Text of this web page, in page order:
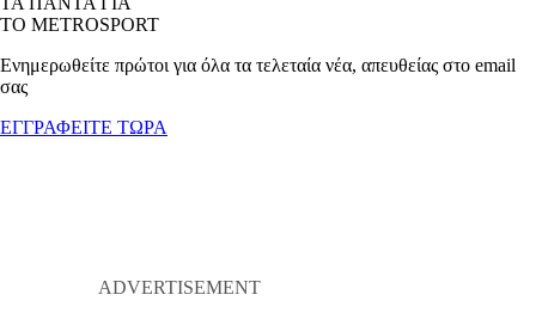
ΤΟ METROSPORT
Ενημερωθείτε πρώτοι για όλα τα τελεταία νέα, απευθείας στο email
σας
ΕΓΓΡΑΦΕΙΤΕ ΤΩΡΑ